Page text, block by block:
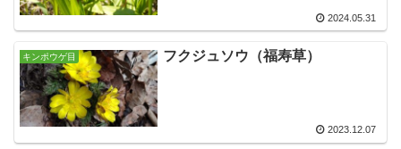
2024.05.31
キンポウゲ目 フクジュソウ（福寿草）
2023.12.07